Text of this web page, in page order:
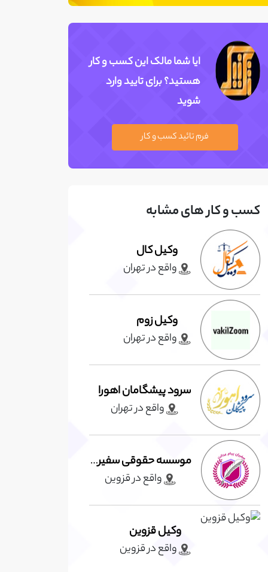
ایا شما مالک این کسب و کار
هستید؟ برای تایید وارد
شوید
فرم تائید کسب و کار
کسب و کار های مشابه
وکیل کال
واقع در تهران
وکیل زوم
واقع در تهران
سرود پیشگامان اهورا
واقع در تهران
موسسه حقوقی سفیران پیام عدالت
واقع در قزوين
وکیل قزوین
واقع در قزوين